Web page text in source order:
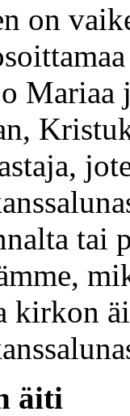
on
tai
kirkon
äiti